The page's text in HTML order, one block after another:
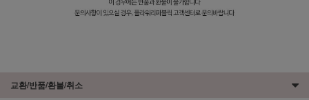
교환/반품/환불/취소